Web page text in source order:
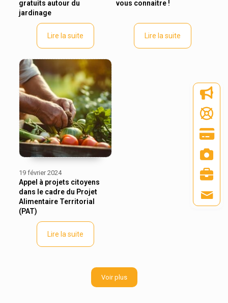
gratuits autour du
jardinage
Lire la suite
vous connaitre !
Lire la suite
19 février 2024
Appel à projets citoyens
dans le cadre du Projet
Alimentaire Territorial
(PAT)
Lire la suite
Voir plus